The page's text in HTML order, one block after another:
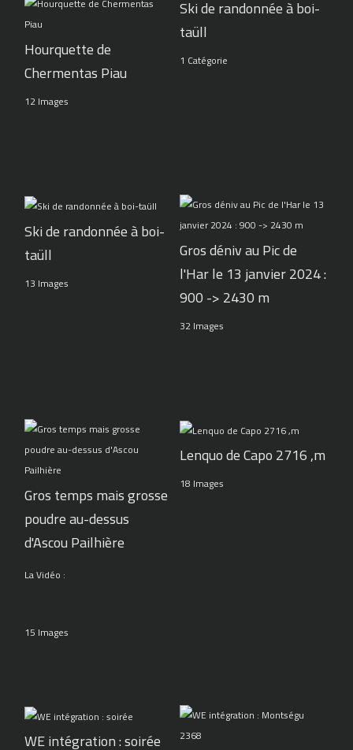
Hourquette de
Chermentas Piau
12 Images
Ski de randonnée à boi-
taüll
1 Catégorie
Ski de randonnée à boi-
taüll
13 Images
Gros déniv au Pic de
l'Har le 13 janvier 2024 :
900 -> 2430 m
32 Images
Gros temps mais grosse
poudre au-dessus
d'Ascou Pailhière
La Vidéo :
15 Images
Lenquo de Capo 2716 ,m
18 Images
WE intégration : soirée